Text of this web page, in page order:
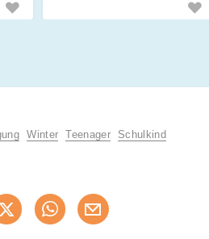
Winter Teenager Schulkind
Jetzt weiterempfehlen